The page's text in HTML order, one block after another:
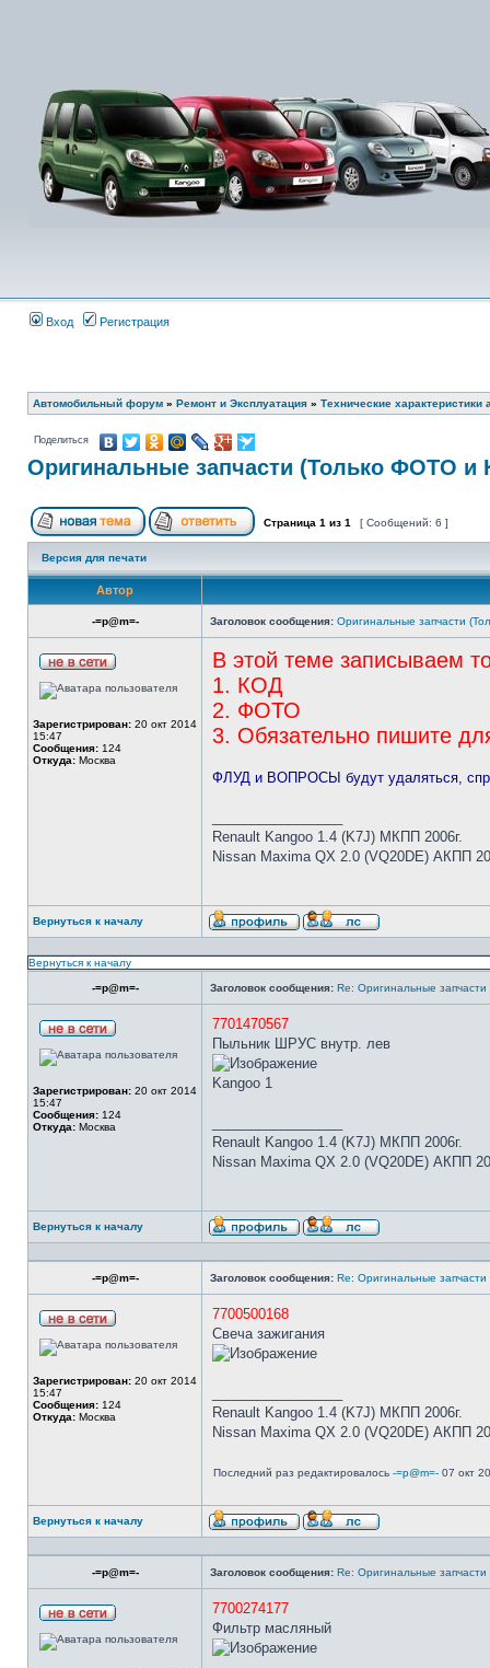
Вход Регистрация
Автомобильный форум » Ремонт и Эксплуатация » Технические характеристики
Поделиться
Оригинальные запчасти (Только ФОТО и
Страница 1 из 1 [ Сообщений: 6 ]
Версия для печати
Автор
-=p@m=- Заголовок сообщения: Оригинальные запчасти
Зарегистрирован: 20 окт 2014
15:47
Сообщения: 124
Откуда: Москва
В этой теме записываем
1. КОД
2. ФОТО
3. Обязательно пишите
ФЛУД и ВОПРОСЫ будут удаляться,
Renault Kangoo 1.4 (K7J) МКПП 2006г.
Nissan Maxima QX 2.0 (VQ20DE) АКПП
Вернуться к началу
Вернуться к началу
-=p@m=- Заголовок сообщения: Re: Оригинальные
Зарегистрирован: 20 окт 2014
15:47
Сообщения: 124
Откуда: Москва
7701470567
Пыльник ШРУС внутр. лев
Kangoo 1
Renault Kangoo 1.4 (K7J) МКПП 2006г.
Nissan Maxima QX 2.0 (VQ20DE) АКПП
Вернуться к началу
-=p@m=- Заголовок сообщения: Re: Оригинальные
Зарегистрирован: 20 окт 2014
15:47
Сообщения: 124
Откуда: Москва
7700500168
Свеча зажигания
Renault Kangoo 1.4 (K7J) МКПП 2006г.
Nissan Maxima QX 2.0 (VQ20DE) АКПП
Последний раз редактировалось -=p@m=- 07 окт
Вернуться к началу
-=p@m=- Заголовок сообщения: Re: Оригинальные
7700274177
Фильтр масляный